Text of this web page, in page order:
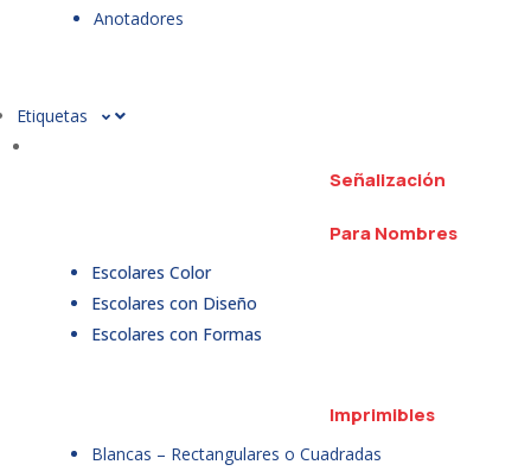
Anotadores
Etiquetas
Señalización
Para Nombres
Escolares Color
Escolares con Diseño
Escolares con Formas
Imprimibles
Blancas – Rectangulares o Cuadradas